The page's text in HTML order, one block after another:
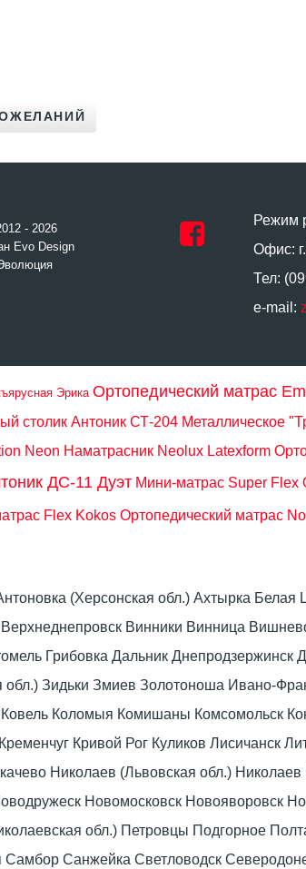
- 2026
Evo Design
Режим
Офис:
Тел:
e-mail:
Эрика Ортопедический матрас
столик Антоник СТ-204 Металлическое
Neon Наматрасник Neolux Latexform
ДС-11 Дуэт Мини-матрас Super Flex
Flex Kokos Ортопедический матрас
(Херсонская обл.) Ахтырка
Винники Винница
Грибовка Дальник
обл.) Зидьки Змиев Золотоноша Ивано-
Коломыя Комишаны Комсомольск
Кривой Рог Куликов Лисичанск
Николаев (Львовская обл.)
Новомосковск
обл.) Петровцы Подгорное
Санжейка Светловодск